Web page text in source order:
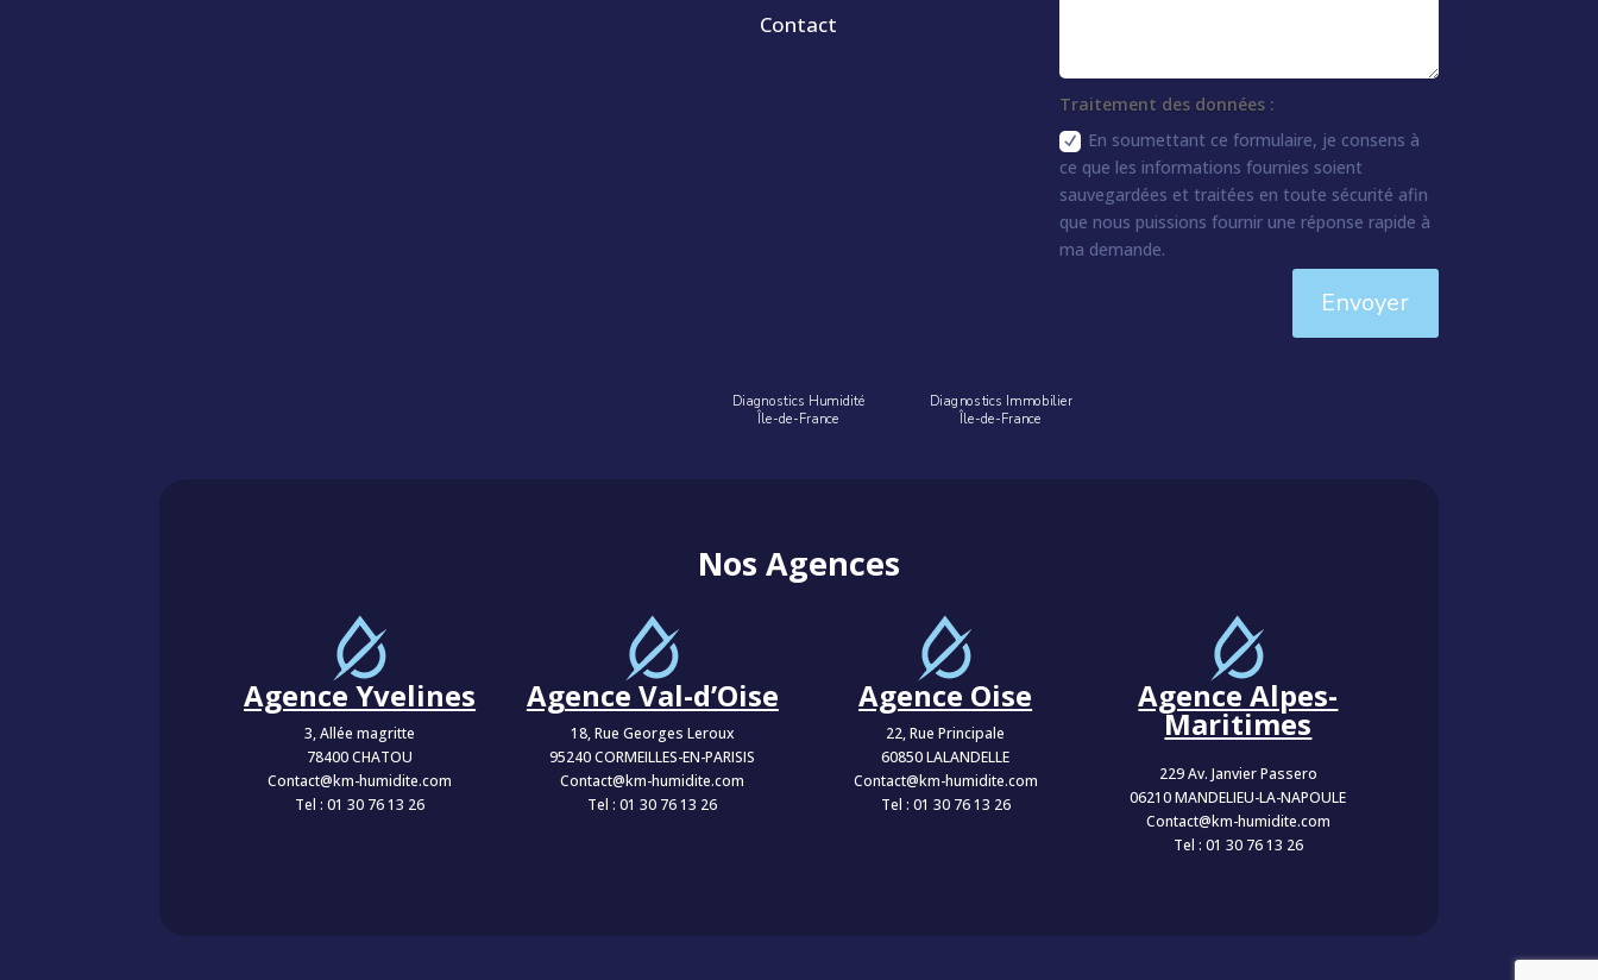
Contact
Traitement des données :
En soumettant ce formulaire, je consens à
ce que les informations fournies soient
sauvegardées et traitées en toute sécurité afin
que nous puissions fournir une réponse rapide à
ma demande.
Envoyer
Diagnostics Humidité
Île-de-France
Diagnostics Immobilier
Île-de-France
Nos Agences
Agence Yvelines
3, Allée magritte
78400 CHATOU
Contact@km-humidite.com
Tel :01 30 76 13 26
Agence Val-d’Oise
18, Rue Georges Leroux
95240 CORMEILLES-EN-PARISIS
Contact@km-humidite.com
Tel :01 30 76 13 26
Agence Oise
22, Rue Principale
60850 LALANDELLE
Contact@km-humidite.com
Tel : 01 30 76 13 26
Agence Alpes-
Maritimes
229 Av. Janvier Passero
06210 MANDELIEU-LA-NAPOULE
Contact@km-humidite.com
Tel : 01 30 76 13 26